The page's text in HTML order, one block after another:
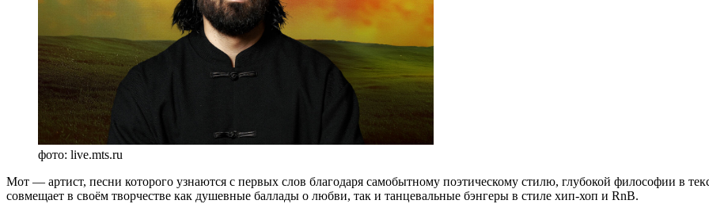
фото: live.mts.ru
Мот — артист, песни которого узнаются с первых слов благодаря самобытному поэтическому стилю, глубокой философии в
совмещает в своём творчестве как душевные баллады о любви, так и танцевальные бэнгеры в стиле хип-хоп и RnB.